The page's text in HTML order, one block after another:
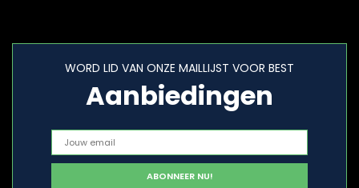
WORD LID VAN ONZE MAILLIJST VOOR BEST
Aanbiedingen